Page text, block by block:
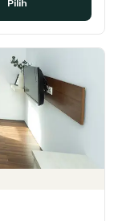
Pilih